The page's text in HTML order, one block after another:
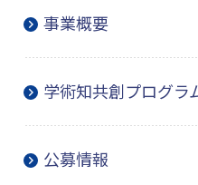
事業概要
学術知共創プログラ
公募情報